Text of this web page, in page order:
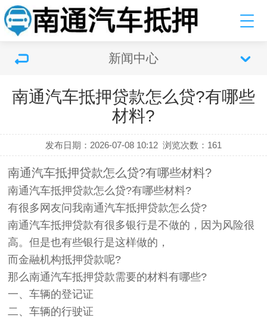
新闻中心
南通汽车抵押贷款怎么贷?有哪些
材料?
发布日期：2026-07-08 10:12 浏览次数： 161
南通汽车抵押贷款怎么贷?有哪些材料?
南通汽车抵押贷款怎么贷?有哪些材料?
有很多网友问我南通汽车抵押贷款怎么贷?
南通汽车抵押贷款有很多银行是不做的，因为风险很
高。但是也有些银行是这样做的，
而金融机构抵押贷款呢?
那么南通汽车抵押贷款需要的材料有哪些?
一、车辆的登记证
二、车辆的行驶证